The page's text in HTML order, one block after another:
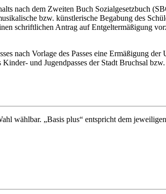
nach dem Zweiten Buch Sozialgesetzbuch
bzw. künstlerische Begabung des
schriftlichen Antrag auf Entgeltermäßigung
nach Vorlage des Passes eine Ermäßigung
und Jugendpasses der Stadt Bruchsal
wählbar. „Basis plus“ entspricht dem